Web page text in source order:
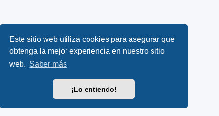
Este sitio web utiliza cookies para asegurar que
obtenga la mejor experiencia en nuestro sitio
web. Saber más
¡Lo entiendo!